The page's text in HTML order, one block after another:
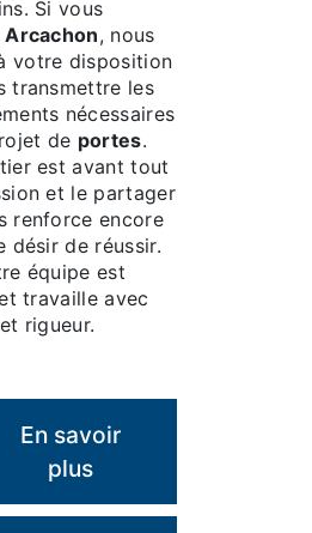
Si vous
Arcachon, nous
votre disposition
transmettre les
nécessaires
de portes.
est avant tout
et le partager
renforce encore
désir de réussir.
équipe est
travaille avec
rigueur.
En savoir
plus